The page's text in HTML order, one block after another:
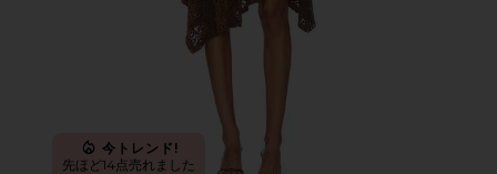
今トレンド!
先ほど14点売れました